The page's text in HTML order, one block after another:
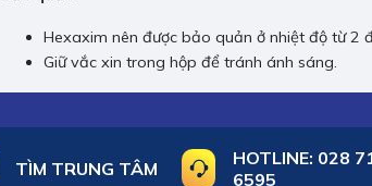
Hexaxim nên được bảo quản ở nhiệt độ từ 2
Giữ vắc xin trong hộp để tránh ánh sáng.
TÌM TRUNG TÂM HOTLINE: 028
6595